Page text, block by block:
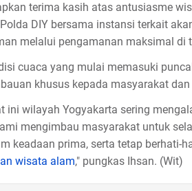
terima kasih atas antusiasme
DIY bersama instansi terkait
melalui pengamanan maksimal di
cuaca yang mulai memasuki
khusus kepada masyarakat
ini wilayah Yogyakarta sering
mengimbau masyarakat untuk
keadaan prima, serta tetap berhati-
wisata alam," pungkas Ihsan. (Wit)